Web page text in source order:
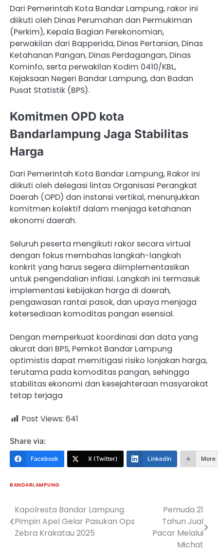
Dari Pemerintah Kota Bandar Lampung, rakor ini
diikuti oleh Dinas Perumahan dan Permukiman
(Perkim), Kepala Bagian Perekonomian,
perwakilan dari Bapperida, Dinas Pertanian, Dinas
Ketahanan Pangan, Dinas Perdagangan, Dinas
Kominfo, serta perwakilan Kodim 0410/KBL,
Kejaksaan Negeri Bandar Lampung, dan Badan
Pusat Statistik (BPS).
Komitmen OPD kota
Bandarlampung Jaga Stabilitas
Harga
Dari Pemerintah Kota Bandar Lampung, Rakor ini
diikuti oleh delegasi lintas Organisasi Perangkat
Daerah (OPD) dan instansi vertikal, menunjukkan
komitmen kolektif dalam menjaga ketahanan
ekonomi daerah.
Seluruh peserta mengikuti rakor secara virtual
dengan fokus membahas langkah-langkah
konkrit yang harus segera diimplementasikan
untuk pengendalian inflasi. Langkah ini termasuk
implementasi kebijakan harga di daerah,
pengawasan rantai pasok, dan upaya menjaga
ketersediaan komoditas pangan esensial.
Dengan memperkuat koordinasi dan data yang
akurat dari BPS, Pemkot Bandar Lampung
optimistis dapat memitigasi risiko lonjakan harga,
terutama pada komoditas pangan, sehingga
stabilitas ekonomi dan kesejahteraan masyarakat
tetap terjaga
Post Views: 641
Share via:
Facebook X (Twitter) LinkedIn More
BANDARLAMPUNG
Navigasi
pos
Kapolresta Bandar Lampung
Pimpin Apel Gelar Pasukan Ops
Zebra Krakatau 2025
Pemuda 21
Tahun Jual
Pacar Melalui
Michat